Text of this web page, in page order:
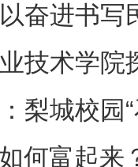
奋进书写
技术学院
梨城校园
何富起来